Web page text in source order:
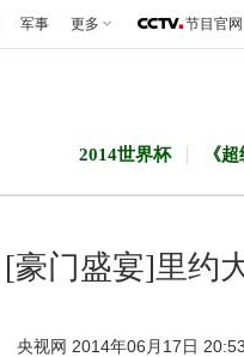
军事 更多 节目官网
2014世界杯 《
[豪门盛宴]里约
央视网 2014年06月17日